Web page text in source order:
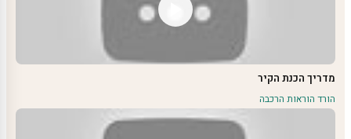
מדריך הכנת הקיר
הורד הוראות הרכבה